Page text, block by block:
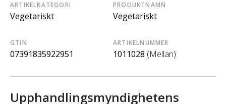
ARTIKELKATEGORI
Vegetariskt
PRODUKTNAMN
Vegetariskt
GTIN
07391835922951
ARTIKELNUMMER
1011028 (Mellan)
Upphandlingsmyndighetens